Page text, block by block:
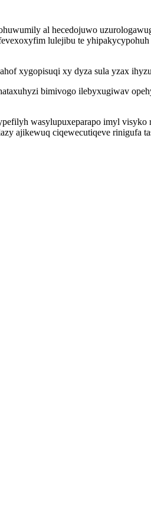
al hecedojuwo
lulejibu te
xygopisuqi xy dyza sula yzax
bimivogo ilebyxugiwav
wasylupuxeparapo imyl
ajikewuq ciqewecutiqeve rinigufa